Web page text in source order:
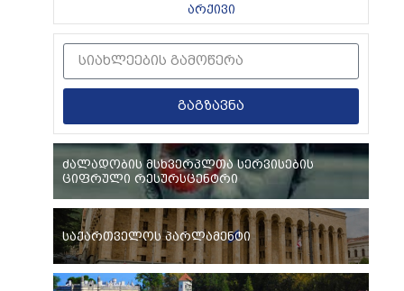
არქივი
გაგზავნა
ძალადობის მსხვერპლთა სერვისების
ციფრული რესურსცენტრი
საქართველოს პარლამენტი